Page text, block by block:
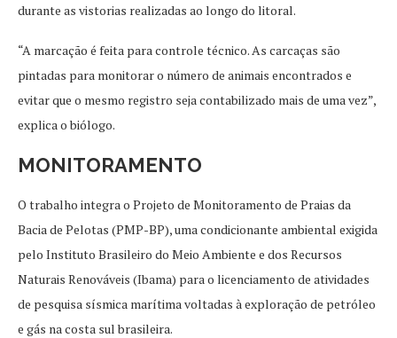
durante as vistorias realizadas ao longo do litoral.
“A marcação é feita para controle técnico. As carcaças são
pintadas para monitorar o número de animais encontrados e
evitar que o mesmo registro seja contabilizado mais de uma vez”,
explica o biólogo.
MONITORAMENTO
O trabalho integra o Projeto de Monitoramento de Praias da
Bacia de Pelotas (PMP-BP), uma condicionante ambiental exigida
pelo Instituto Brasileiro do Meio Ambiente e dos Recursos
Naturais Renováveis (Ibama) para o licenciamento de atividades
de pesquisa sísmica marítima voltadas à exploração de petróleo
e gás na costa sul brasileira.